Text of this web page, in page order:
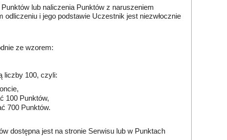
lub naliczenia Punktów z naruszeniem
i jego podstawie Uczestnik jest niezwłocznie
ze wzorem:
liczby 100, czyli:
100 Punktów,
700 Punktów.
dostępna jest na stronie Serwisu lub w Punktach